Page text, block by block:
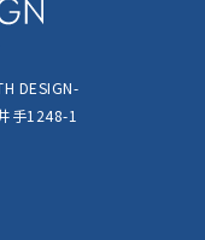
DESIGN-
手1248-1